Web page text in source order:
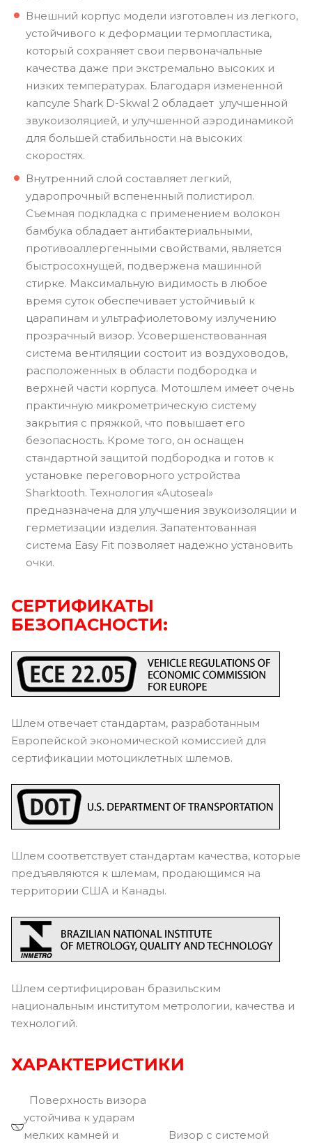
Внешний корпус модели изготовлен из легкого,
устойчивого к деформации термопластика,
который сохраняет свои первоначальные
качества даже при экстремально высоких и
низких температурах. Благодаря измененной
капсуле Shark D-Skwal 2 обладает улучшенной
звукоизоляцией, и улучшенной аэродинамикой
для большей стабильности на высоких
скоростях.
Внутренний слой составляет легкий,
ударопрочный вспененный полистирол.
Съемная подкладка с применением волокон
бамбука обладает антибактериальными,
противоаллергенными свойствами, является
быстросохнущей, подвержена машинной
стирке. Максимальную видимость в любое
время суток обеспечивает устойчивый к
царапинам и ультрафиолетовому излучению
прозрачный визор. Усовершенствованная
система вентиляции состоит из воздуховодов,
расположенных в области подбородка и
верхней части корпуса. Мотошлем имеет очень
практичную микрометрическую систему
закрытия с пряжкой, что повышает его
безопасность. Кроме того, он оснащен
стандартной защитой подбородка и готов к
установке переговорного устройства
Sharktooth. Технология «Autoseal»
предназначена для улучшения звукоизоляции и
герметизации изделия. Запатентованная
система Easy Fit позволяет надежно установить
очки.
СЕРТИФИКАТЫ
БЕЗОПАСНОСТИ:
Шлем отвечает стандартам, разработанным
Европейской экономической комиссией для
сертификации мотоциклетных шлемов.
Шлем соответствует стандартам качества, которые
предъявляются к шлемам, продающимся на
территории США и Канады.
Шлем сертифицирован бразильским
национальным институтом метрологии, качества и
технологий.
ХАРАКТЕРИСТИКИ
Поверхность визора
устойчива к ударам
мелких камней и
Визор с системой